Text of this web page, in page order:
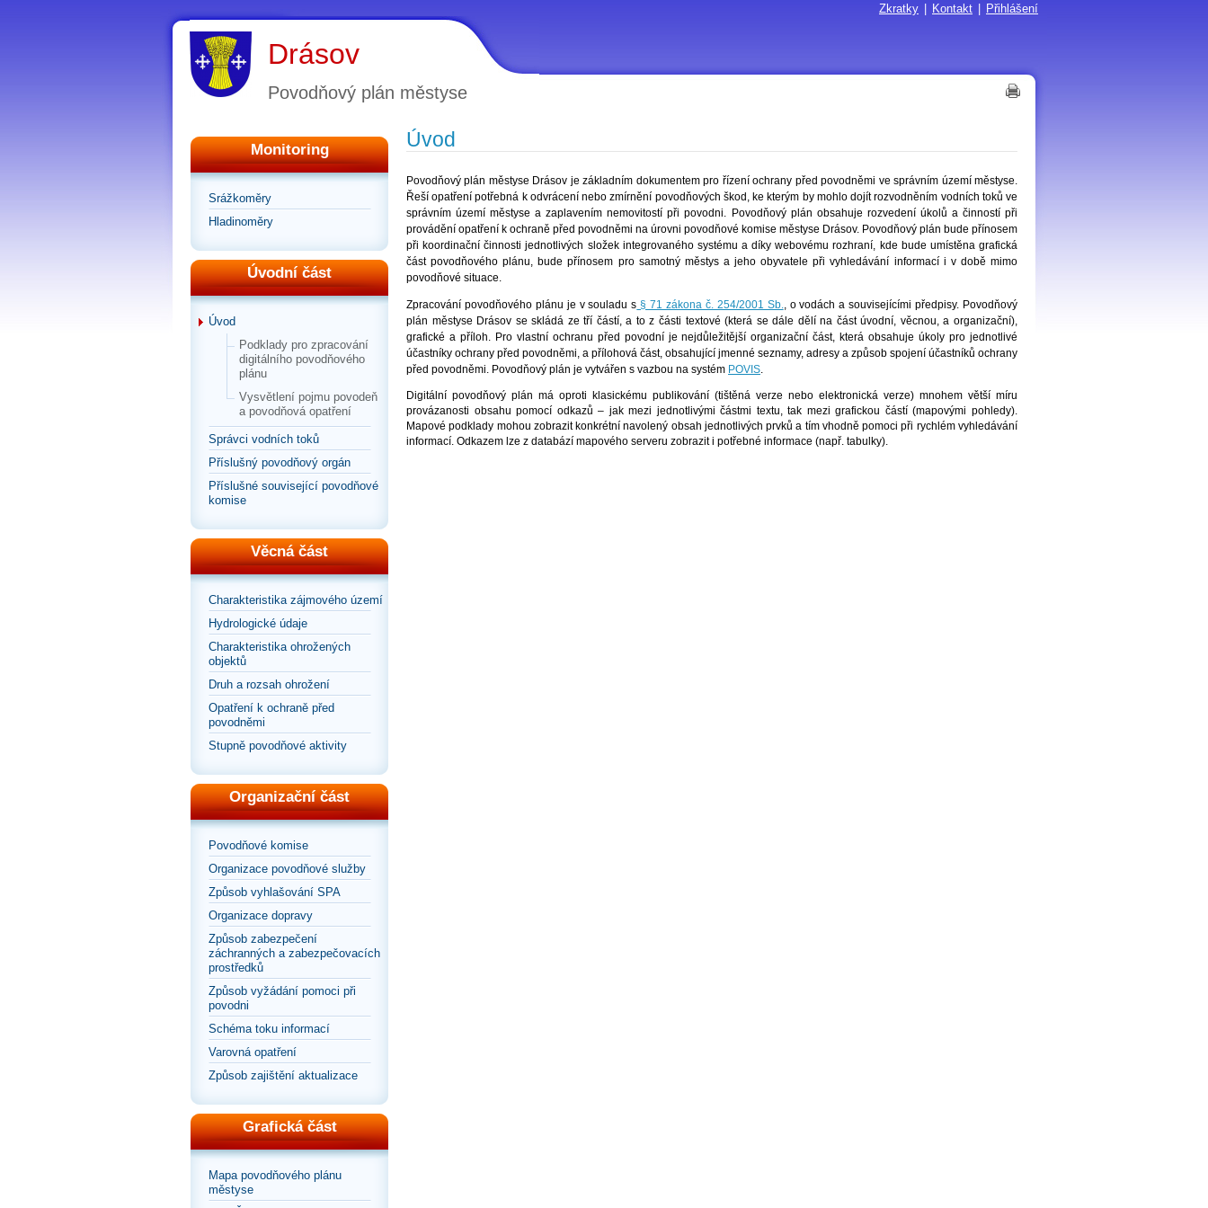
Zkratky Kontakt Přihlášení
Drásov
Povodňový plán městyse
Monitoring
Srážkoměry
Hladinoměry
Úvodní část
Úvod
Podklady pro zpracování
digitálního povodňového
plánu
Vysvětlení pojmu povodeň
a povodňová opatření
Správci vodních toků
Příslušný povodňový orgán
Příslušné související povodňové
komise
Věcná část
Charakteristika zájmového území
Hydrologické údaje
Charakteristika ohrožených
objektů
Druh a rozsah ohrožení
Opatření k ochraně před
povodněmi
Stupně povodňové aktivity
Organizační část
Povodňové komise
Organizace povodňové služby
Způsob vyhlašování SPA
Organizace dopravy
Způsob zabezpečení
záchranných a zabezpečovacích
prostředků
Způsob vyžádání pomoci při
povodni
Schéma toku informací
Varovná opatření
Způsob zajištění aktualizace
Grafická část
Mapa povodňového plánu
městyse
Úvod
Povodňový plán městyse Drásov je základním dokumentem pro řízení ochrany před povodněmi ve správním území městyse.
Řeší opatření potřebná k odvrácení nebo zmírnění povodňových škod, ke kterým by mohlo dojít rozvodněním vodních toků ve
správním území městyse a zaplavením nemovitostí při povodni. Povodňový plán obsahuje rozvedení úkolů a činností při
provádění opatření k ochraně před povodněmi na úrovni povodňové komise městyse Drásov. Povodňový plán bude přínosem
při koordinační činnosti jednotlivých složek integrovaného systému a díky webovému rozhraní, kde bude umístěna grafická
část povodňového plánu, bude přínosem pro samotný městys a jeho obyvatele při vyhledávání informací i v době mimo
povodňové situace.
Zpracování povodňového plánu je v souladu s § 71 zákona č. 254/2001 Sb., o vodách a souvisejícími předpisy. Povodňový
plán městyse Drásov se skládá ze tří částí, a to z části textové (která se dále dělí na část úvodní, věcnou, a organizační),
grafické a příloh. Pro vlastní ochranu před povodní je nejdůležitější organizační část, která obsahuje úkoly pro jednotlivé
účastníky ochrany před povodněmi, a přílohová část, obsahující jmenné seznamy, adresy a způsob spojení účastníků ochrany
před povodněmi. Povodňový plán je vytvářen s vazbou na systém POVIS.
Digitální povodňový plán má oproti klasickému publikování (tištěná verze nebo elektronická verze) mnohem větší míru
provázanosti obsahu pomocí odkazů – jak mezi jednotlivými částmi textu, tak mezi grafickou částí (mapovými pohledy).
Mapové podklady mohou zobrazit konkrétní navolený obsah jednotlivých prvků a tím vhodně pomoci při rychlém vyhledávání
informací. Odkazem lze z databází mapového serveru zobrazit i potřebné informace (např. tabulky).